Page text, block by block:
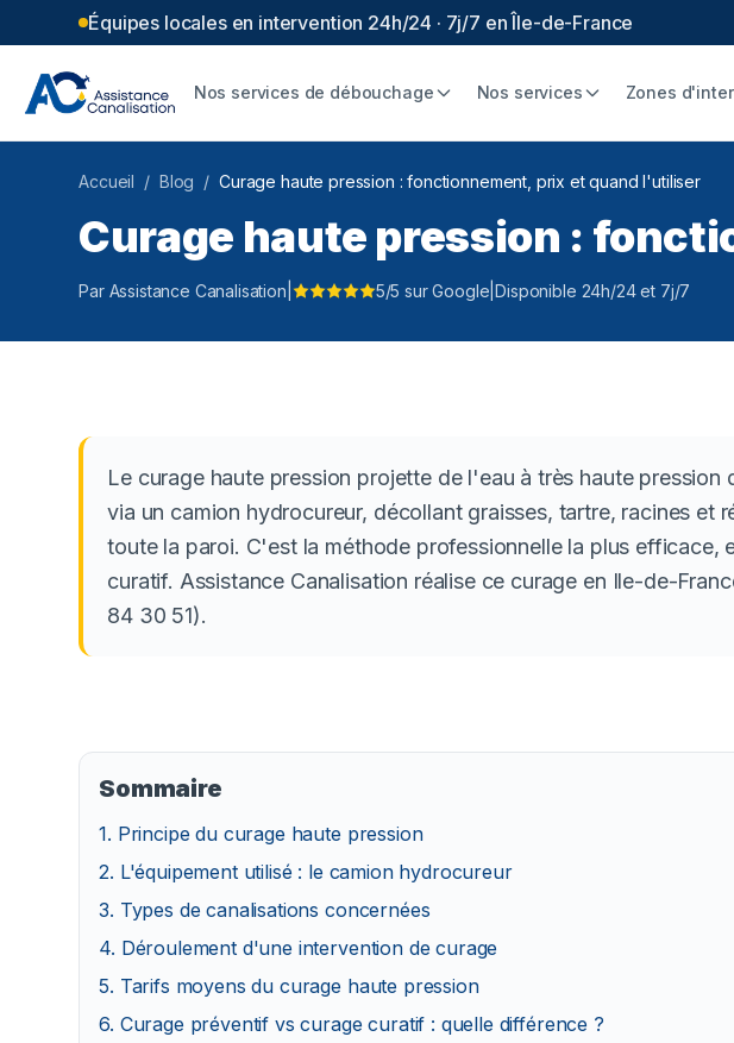
Équipes locales en intervention 24h/24 · 7j/7 en Île-de-France
Nos services de débouchage Nos services Zones
Accueil / Blog / Curage haute pression : fonctionnement, prix et quand l'utiliser
Curage haute pression :
Par Assistance Canalisation 5/5 sur Google |Disponible 24h/24 et 7j/7
Le curage haute pression projette de l'eau à très haute pression
via un camion hydrocureur, décollant graisses, tartre, racines et
toute la paroi. C'est la méthode professionnelle la plus efficace,
curatif. Assistance Canalisation réalise ce curage en Ile-de-
84 30 51).
Sommaire
1. Principe du curage haute pression
2. L'équipement utilisé : le camion hydrocureur
3. Types de canalisations concernées
4. Déroulement d'une intervention de curage
5. Tarifs moyens du curage haute pression
6. Curage préventif vs curage curatif : quelle différence ?